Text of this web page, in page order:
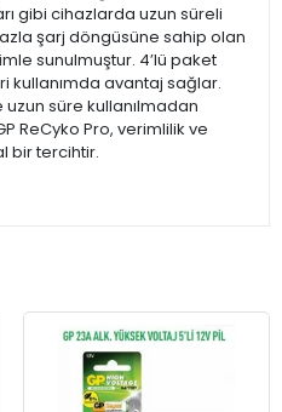
gibi cihazlarda uzun süreli
şarj döngüsüne sahip olan
sunulmuştur. 4’lü paket
kullanımda avantaj sağlar.
süre kullanılmadan
ReCyko Pro, verimlilik ve
bir tercihtir.